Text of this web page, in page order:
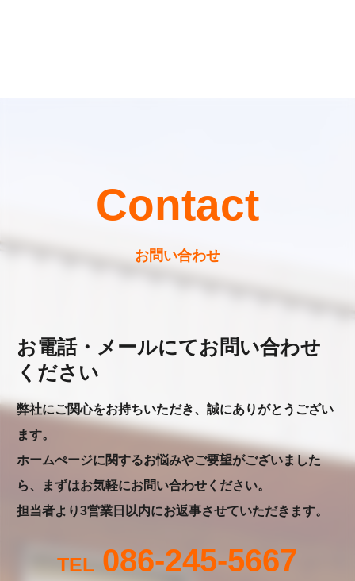
Contact
お問い合わせ
お電話・メールにてお問い合わせ
ください
弊社にご関心をお持ちいただき、誠にありがとうござい
ます。
ホームぺージに関するお悩みやご要望がございました
ら、まずはお気軽にお問い合わせください。
担当者より3営業日以内にお返事させていただきます。
086-245-5667